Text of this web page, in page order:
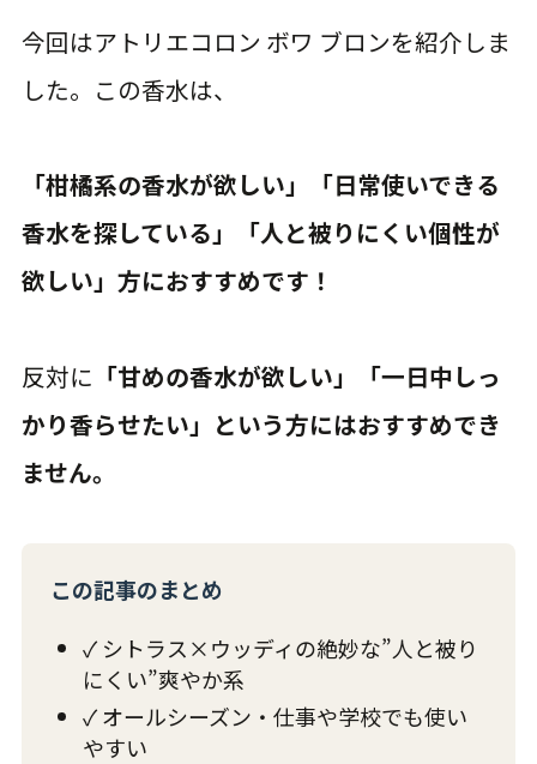
今回はアトリエコロン ボワ ブロンを紹介しま
した。この香水は、
「柑橘系の香水が欲しい」「日常使いできる
香水を探している」「人と被りにくい個性が
欲しい」方におすすめです！
反対に 「甘めの香水が欲しい」「一日中しっ
かり香らせたい」という方にはおすすめでき
ません。
この記事のまとめ
✓ シトラス×ウッディの絶妙な”人と被り
にくい”爽やか系
✓ オールシーズン・仕事や学校でも使い
やすい